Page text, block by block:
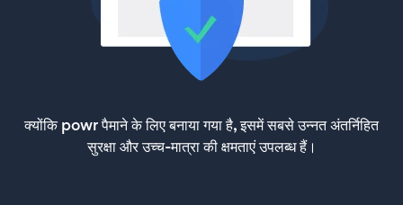
क्योंकि powr पैमाने के लिए बनाया गया है, इसमें सबसे उन्नत अंतर्निहित
सुरक्षा और उच्च-मात्रा की क्षमताएं उपलब्ध हैं।